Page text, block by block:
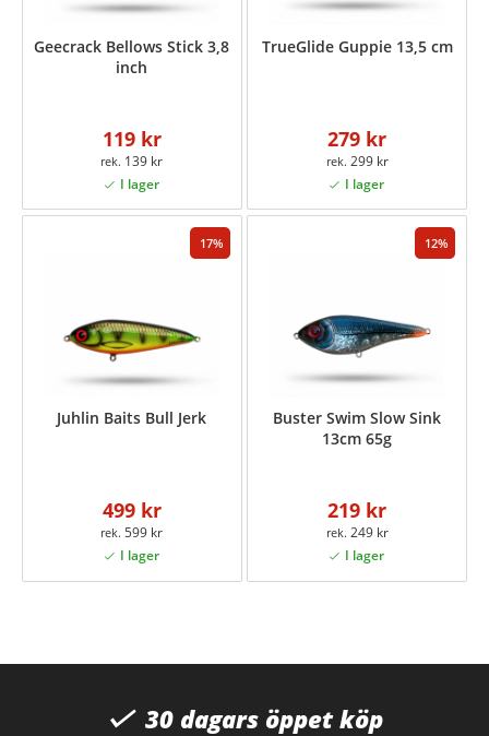
Geecrack Bellows Stick 3,8
inch
119 kr
139 kr
TrueGlide Guppie 13,5 cm
279 kr
299 kr
17
Juhlin Baits Bull Jerk
499 kr
599 kr
12
Buster Swim Slow Sink
13cm 65g
219 kr
249 kr
30 dagars öppet köp